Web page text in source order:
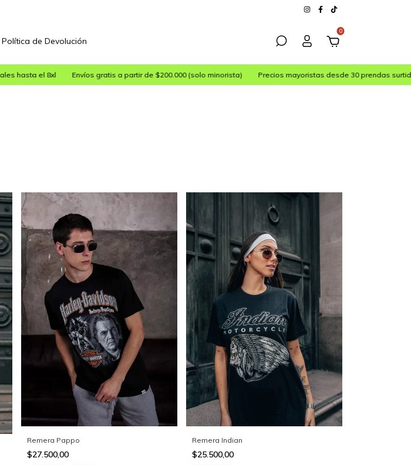
Política de Devolución
0
Envíos gratis a partir de $200.000 (solo minorista) Precios mayoristas desde 30 prendas surtidas Ropa
Remera Pappo
$27.500,00
Remera Indian
$25.500,00